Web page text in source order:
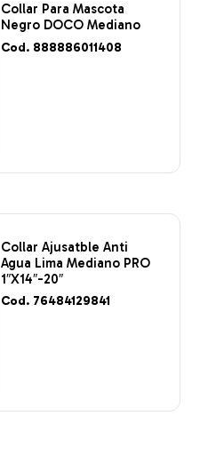
Collar Para Mascota
Negro DOCO Mediano
Cod. 888886011408
Collar Ajusatble Anti
Agua Lima Mediano PRO
1″X14″-20″
Cod. 76484129841